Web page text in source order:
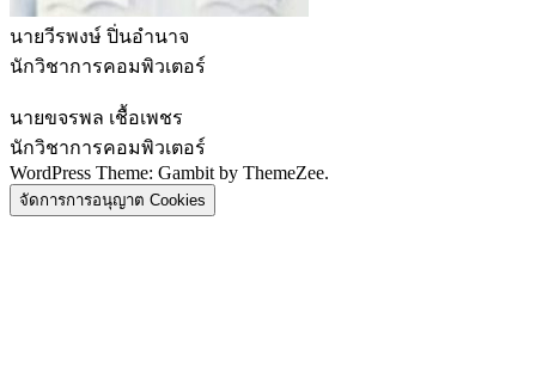
นายวีรพงษ์ ปิ่นอำนาจ
นักวิชาการคอมพิวเตอร์